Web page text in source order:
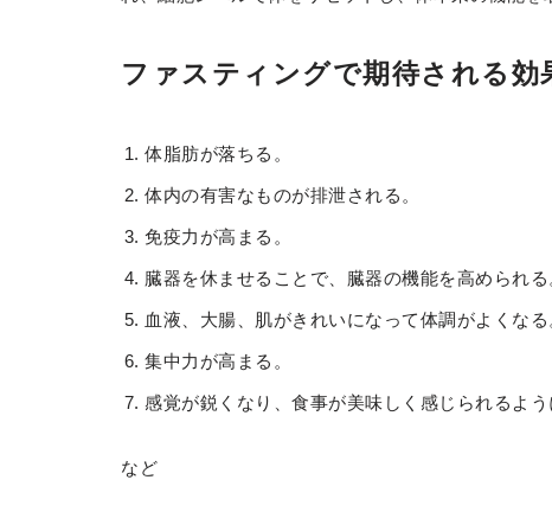
ファスティングで期待される効
体脂肪が落ちる。
体内の有害なものが排泄される。
免疫力が高まる。
臓器を休ませることで、臓器の機能を高められる
血液、大腸、肌がきれいになって体調がよくなる
集中力が高まる。
感覚が鋭くなり、食事が美味しく感じられるよう
など